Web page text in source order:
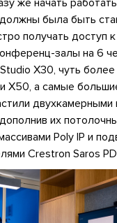
была быть
получать доступ
залы на 6
X30, чуть
X50, а самые
двухкамерными
их
Poly IP и
Crestron Saros